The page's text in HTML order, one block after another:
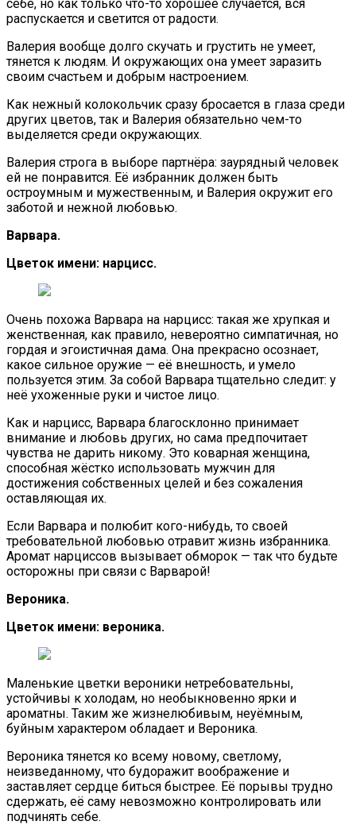
себе, но как только что-то хорошее случается, вся
распускается и светится от радости.
Валерия вообще долго скучать и грустить не умеет,
тянется к людям. И окружающих она умеет заразить
своим счастьем и добрым настроением.
Как нежный колокольчик сразу бросается в глаза среди
других цветов, так и Валерия обязательно чем-то
выделяется среди окружающих.
Валерия строга в выборе партнёра: заурядный человек
ей не понравится. Её избранник должен быть
остроумным и мужественным, и Валерия окружит его
заботой и нежной любовью.
Варвара.
Цветок имени: нарцисс.
Очень похожа Варвара на нарцисс: такая же хрупкая и
женственная, как правило, невероятно симпатичная, но
гордая и эгоистичная дама. Она прекрасно осознает,
какое сильное оружие — её внешность, и умело
пользуется этим. За собой Варвара тщательно следит: у
неё ухоженные руки и чистое лицо.
Как и нарцисс, Варвара благосклонно принимает
внимание и любовь других, но сама предпочитает
чувства не дарить никому. Это коварная женщина,
способная жёстко использовать мужчин для
достижения собственных целей и без сожаления
оставляющая их.
Если Варвара и полюбит кого-нибудь, то своей
требовательной любовью отравит жизнь избранника.
Аромат нарциссов вызывает обморок — так что будьте
осторожны при связи с Варварой!
Вероника.
Цветок имени: вероника.
Маленькие цветки вероники нетребовательны,
устойчивы к холодам, но необыкновенно ярки и
ароматны. Таким же жизнелюбивым, неуёмным,
буйным характером обладает и Вероника.
Вероника тянется ко всему новому, светлому,
неизведанному, что будоражит воображение и
заставляет сердце биться быстрее. Её порывы трудно
сдержать, её саму невозможно контролировать или
подчинять себе.